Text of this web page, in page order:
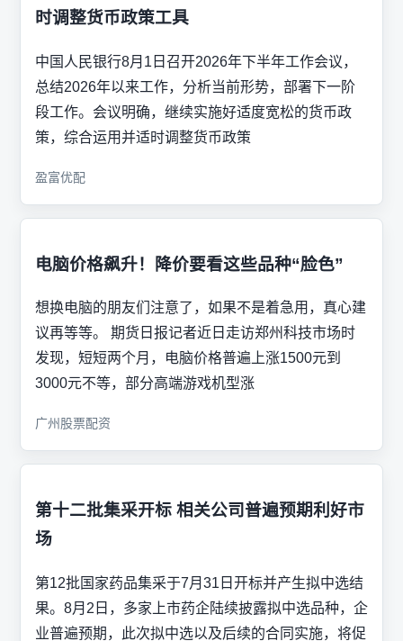
时调整货币政策工具
中国人民银行8月1日召开2026年下半年工作会议，
总结2026年以来工作，分析当前形势，部署下一阶
段工作。会议明确，继续实施好适度宽松的货币政
策，综合运用并适时调整货币政策
盈富优配
电脑价格飙升！降价要看这些品种“脸色”
想换电脑的朋友们注意了，如果不是着急用，真心建
议再等等。 期货日报记者近日走访郑州科技市场时
发现，短短两个月，电脑价格普遍上涨1500元到
3000元不等，部分高端游戏机型涨
广州股票配资
第十二批集采开标 相关公司普遍预期利好市
场
第12批国家药品集采于7月31日开标并产生拟中选结
果。8月2日，多家上市药企陆续披露拟中选品种，企
业普遍预期，此次拟中选以及后续的合同实施，将促